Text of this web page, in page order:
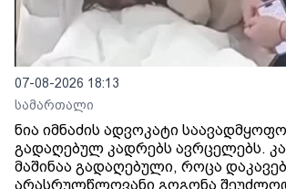
07-08-2026 18:13
სამართალი
ნია იმნაძის ადვოკატი
გადაღებულ კადრებს ავრცელებს.
მაშინაა გადაღებული, როცა
არასრულწლოვანი გოგონა